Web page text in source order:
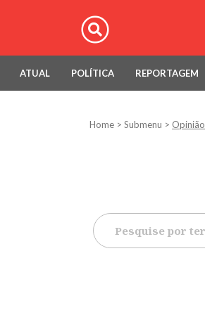
ATUAL POLÍTICA REPORTAGEM
Home > Submenu > Opinião